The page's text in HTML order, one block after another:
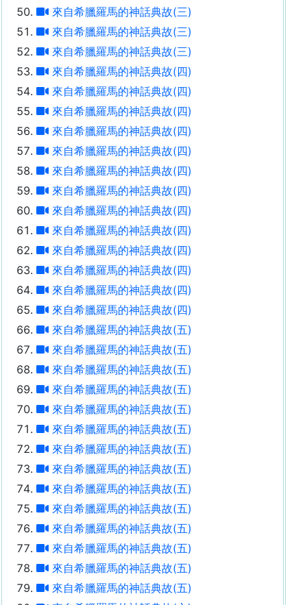
來自希臘羅馬的神話典故(三)
來自希臘羅馬的神話典故(三)
來自希臘羅馬的神話典故(三)
來自希臘羅馬的神話典故(四)
來自希臘羅馬的神話典故(四)
來自希臘羅馬的神話典故(四)
來自希臘羅馬的神話典故(四)
來自希臘羅馬的神話典故(四)
來自希臘羅馬的神話典故(四)
來自希臘羅馬的神話典故(四)
來自希臘羅馬的神話典故(四)
來自希臘羅馬的神話典故(四)
來自希臘羅馬的神話典故(四)
來自希臘羅馬的神話典故(四)
來自希臘羅馬的神話典故(四)
來自希臘羅馬的神話典故(四)
來自希臘羅馬的神話典故(五)
來自希臘羅馬的神話典故(五)
來自希臘羅馬的神話典故(五)
來自希臘羅馬的神話典故(五)
來自希臘羅馬的神話典故(五)
來自希臘羅馬的神話典故(五)
來自希臘羅馬的神話典故(五)
來自希臘羅馬的神話典故(五)
來自希臘羅馬的神話典故(五)
來自希臘羅馬的神話典故(五)
來自希臘羅馬的神話典故(五)
來自希臘羅馬的神話典故(五)
來自希臘羅馬的神話典故(五)
來自希臘羅馬的神話典故(五)